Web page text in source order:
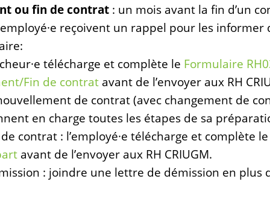
ou fin de contrat : un mois avant la fin d’un
reçoivent un rappel pour les informer
télécharge et complète le Formulaire
Fin de contrat avant de l’envoyer aux RH
de contrat (avec changement de
en charge toutes les étapes de sa
contrat : l’employé·e télécharge et complète
avant de l’envoyer aux RH CRIUGM.
: joindre une lettre de démission en plus